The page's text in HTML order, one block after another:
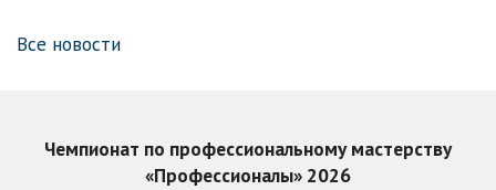
Все новости
Чемпионат по профессиональному мастерству
«Профессионалы» 2026